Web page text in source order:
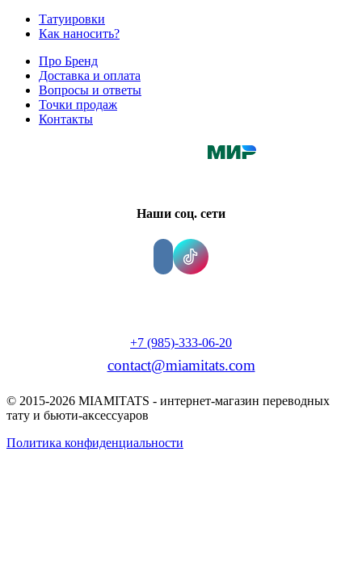
Татуировки
Как наносить?
Про Бренд
Доставка и оплата
Вопросы и ответы
Точки продаж
Контакты
Наши соц. сети
+7 (985)-333-06-20
contact@miamitats.com
© 2015-2026 MIAMITATS - интернет-магазин переводных
тату и бьюти-аксессуаров
Политика конфиденциальности